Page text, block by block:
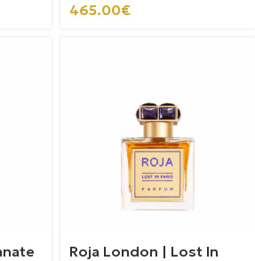
465.00€
Roja London | Lost In